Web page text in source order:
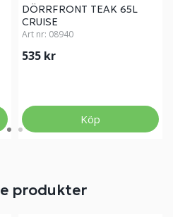
DÖRRFRONT TEAK 65L
CRUISE
Art nr: 08940
535 kr
Köp
produkter